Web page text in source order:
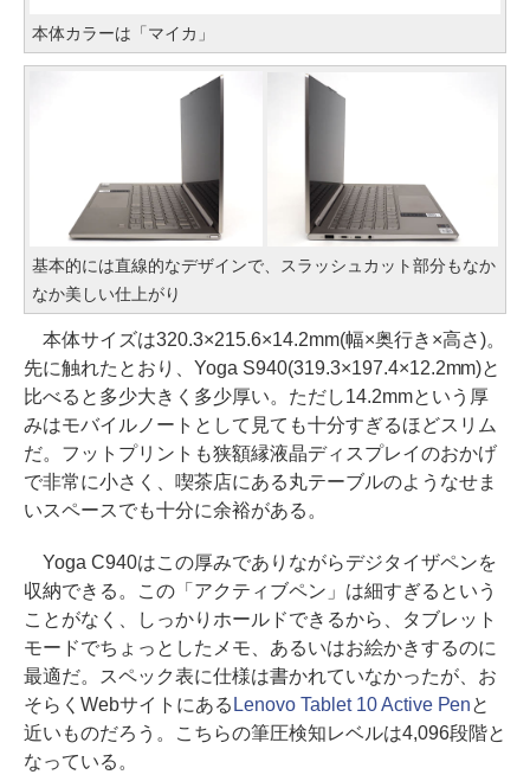
本体カラーは「マイカ」
基本的には直線的なデザインで、スラッシュカット部分もなか
なか美しい仕上がり
本体サイズは320.3×215.6×14.2mm(幅×奥行き×高さ)。
先に触れたとおり、Yoga S940(319.3×197.4×12.2mm)と
比べると多少大きく多少厚い。ただし14.2mmという厚
みはモバイルノートとして見ても十分すぎるほどスリム
だ。フットプリントも狭額縁液晶ディスプレイのおかげ
で非常に小さく、喫茶店にある丸テーブルのようなせま
いスペースでも十分に余裕がある。
Yoga C940はこの厚みでありながらデジタイザペンを
収納できる。この「アクティブペン」は細すぎるという
ことがなく、しっかりホールドできるから、タブレット
モードでちょっとしたメモ、あるいはお絵かきするのに
最適だ。スペック表に仕様は書かれていなかったが、お
そらくWebサイトにある Lenovo Tablet 10 Active Penと
近いものだろう。こちらの筆圧検知レベルは4,096段階と
なっている。